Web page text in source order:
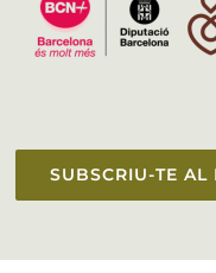
SUBSCRIU-TE AL